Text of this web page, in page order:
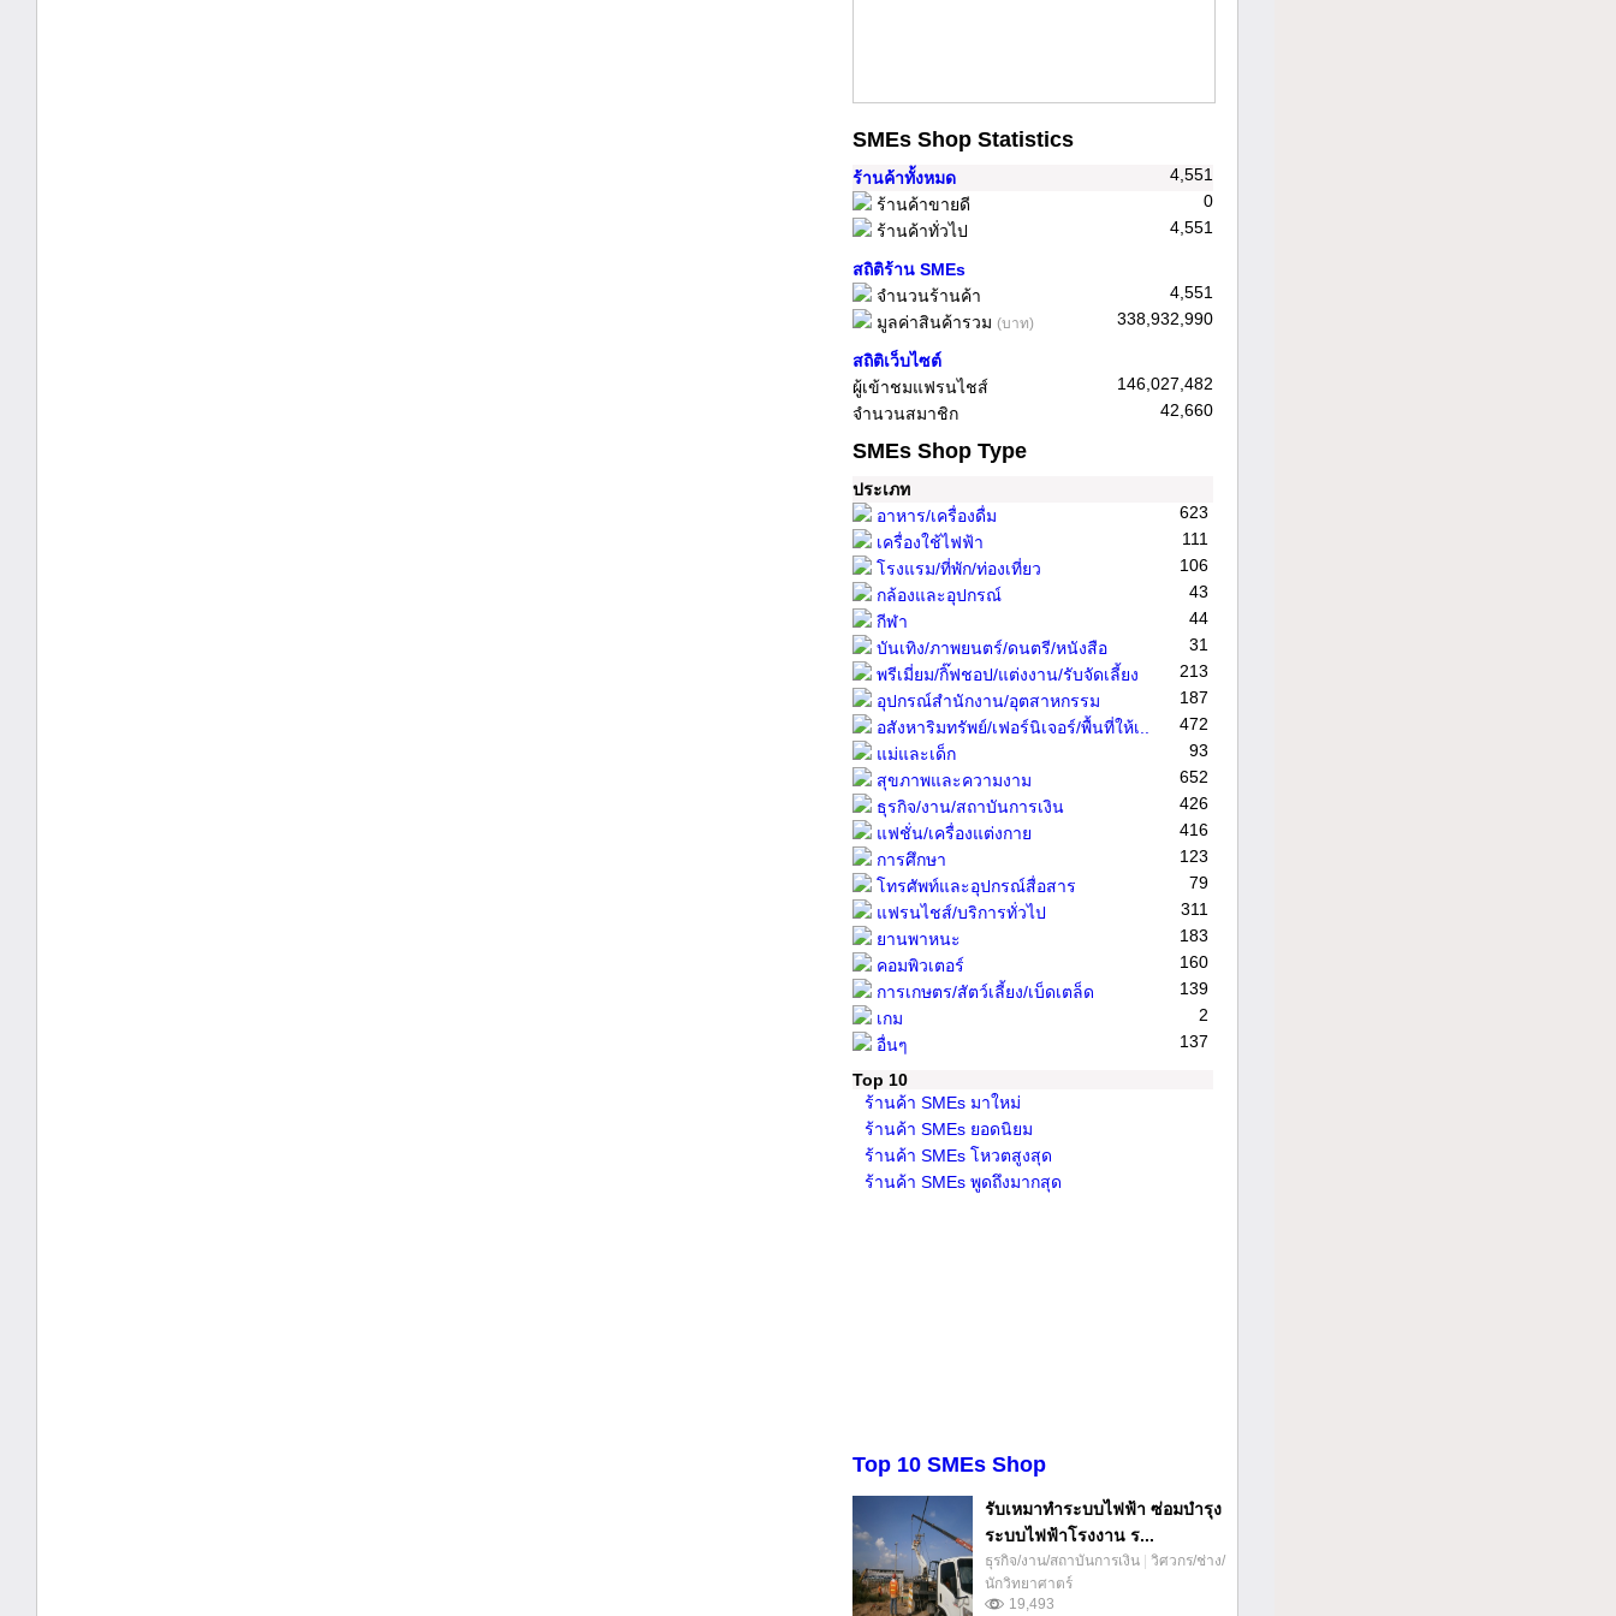
SMEs Shop Statistics
ร้านค้าทั้งหมด
4,551
ร้านค้าขายดี
0
ร้านค้าทั่วไป
4,551
สถิติร้าน SMEs
จำนวนร้านค้า
4,551
มูลค่าสินค้ารวม (บาท) 338,932,990
สถิติเว็บไซต์
ผู้เข้าชมแฟรนไชส์
146,027,482
จำนวนสมาชิก
42,660
SMEs Shop Type
ประเภท
อาหาร/เครื่องดื่ม
623
เครื่องใช้ไฟฟ้า
111
โรงแรม/ที่พัก/ท่องเที่ยว
106
กล้องและอุปกรณ์
43
กีฬา
44
บันเทิง/ภาพยนตร์/ดนตรี/หนังสือ
31
พรีเมี่ยม/กิ๊ฟชอป/แต่งงาน/รับจัดเลี้ยง
213
อุปกรณ์สำนักงาน/อุตสาหกรรม
187
อสังหาริมทรัพย์/เฟอร์นิเจอร์/พื้นที่ให้เ..
472
แม่และเด็ก
93
สุขภาพและความงาม
652
ธุรกิจ/งาน/สถาบันการเงิน
426
แฟชั่น/เครื่องแต่งกาย
416
การศึกษา
123
โทรศัพท์และอุปกรณ์สื่อสาร
79
แฟรนไชส์/บริการทั่วไป
311
ยานพาหนะ
183
คอมพิวเตอร์
160
การเกษตร/สัตว์เลี้ยง/เบ็ดเตล็ด
139
เกม
2
อื่นๆ
137
Top 10
ร้านค้า SMEs มาใหม่
ร้านค้า SMEs ยอดนิยม
ร้านค้า SMEs โหวตสูงสุด
ร้านค้า SMEs พูดถึงมากสุด
Top 10 SMEs Shop
19,493
รับเหมาทำระบบไฟฟ้า ซ่อมบำรุง
ระบบไฟฟ้าโรงงาน ร...
ธุรกิจ/งาน/สถาบันการเงิน
วิศวกร/ช่าง/
นักวิทยาศาตร์